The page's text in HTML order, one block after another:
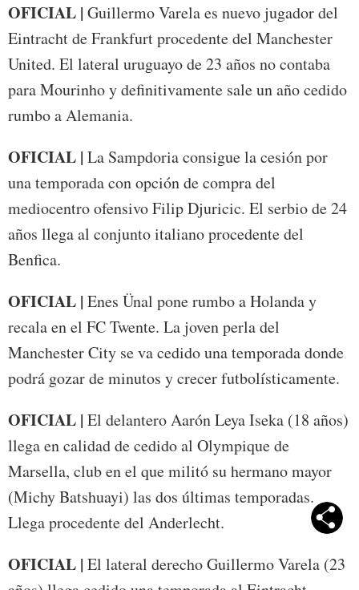
OFICIAL | Guillermo Varela es nuevo jugador del
Eintracht de Frankfurt procedente del Manchester
United. El lateral uruguayo de 23 años no contaba
para Mourinho y definitivamente sale un año cedido
rumbo a Alemania.
OFICIAL | La Sampdoria consigue la cesión por
una temporada con opción de compra del
mediocentro ofensivo Filip Djuricic. El serbio de 24
años llega al conjunto italiano procedente del
Benfica.
OFICIAL | Enes Ünal pone rumbo a Holanda y
recala en el FC Twente. La joven perla del
Manchester City se va cedido una temporada donde
podrá gozar de minutos y crecer futbolísticamente.
OFICIAL | El delantero Aarón Leya Iseka (18 años)
llega en calidad de cedido al Olympique de
Marsella, club en el que militó su hermano mayor
(Michy Batshuayi) las dos últimas temporadas.
Llega procedente del Anderlecht.
OFICIAL | El lateral derecho Guillermo Varela (23